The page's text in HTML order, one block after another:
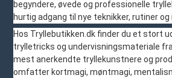
begyndere, øvede og professionelle
hurtig adgang til nye teknikker, rutiner og
Hos Tryllebutikken.dk finder du et stort
trylletricks og undervisningsmateriale
mest anerkendte tryllekunstnere og
omfatter kortmagi, møntmagi,